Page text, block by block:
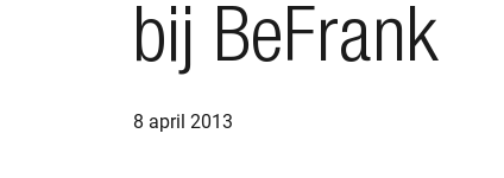
bij BeFrank
8 april 2013